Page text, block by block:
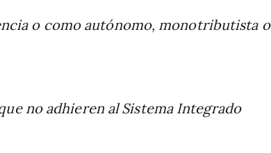
o como autónomo, monotributista o
no adhieren al Sistema Integrado